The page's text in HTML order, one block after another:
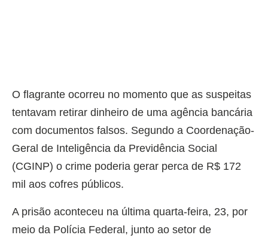
O flagrante ocorreu no momento que as suspeitas
tentavam retirar dinheiro de uma agência bancária
com documentos falsos. Segundo a Coordenação-
Geral de Inteligência da Previdência Social
(CGINP) o crime poderia gerar perca de R$ 172
mil aos cofres públicos.
A prisão aconteceu na última quarta-feira, 23, por
meio da Polícia Federal, junto ao setor de